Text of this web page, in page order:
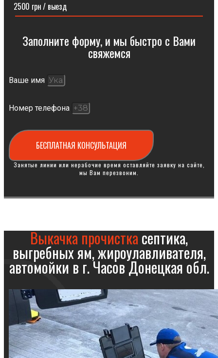
2500 грн / выезд
Заполните форму, и мы быстро с Вами
свяжемся​
Ваше имя
Номер телефона
БЕСПЛАТНАЯ КОНСУЛЬТАЦИЯ
Занятые линии или нерабочие время оставляйте заявку на сайте,
мы Вам перезвоним.
Выкачка прочисткасептика,
выгребных ям, жироулавливателя,
автомойки в г. Часов Донецкая обл.